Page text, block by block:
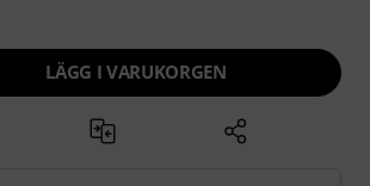
LÄGG I VARUKORGEN